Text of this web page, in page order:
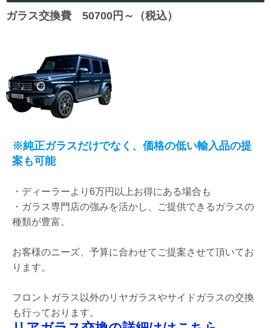
ガラス交換費 50700円～（税込）
※純正ガラスだけでなく、価格の低い輸入品の提
案も可能
・ ディーラーより6万円以上お得にある場合も
・ガラス専門店の強みを活かし、ご提供できるガラスの
種類が豊富。
お客様のニーズ、予算に合わせてご提案させて頂いてお
ります。
フロントガラス以外のリヤガラスやサイドガラスの交換
も行っております。